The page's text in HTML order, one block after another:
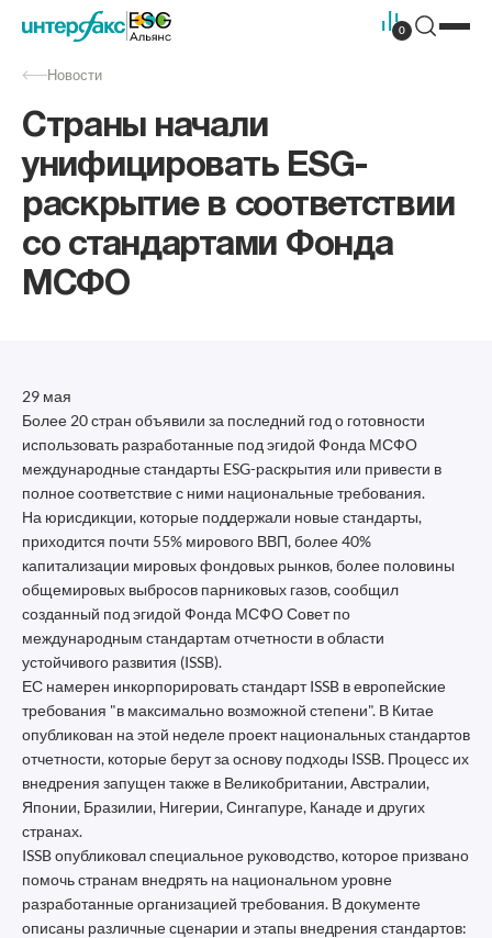
0
Новости
Страны начали
унифицировать ESG-
раскрытие в соответствии
со стандартами Фонда
МСФО
29 мая
Более 20 стран объявили за последний год о готовности
использовать разработанные под эгидой Фонда МСФО
международные стандарты ESG-раскрытия или привести в
полное соответствие с ними национальные требования.
На юрисдикции, которые поддержали новые стандарты,
приходится почти 55% мирового ВВП, более 40%
капитализации мировых фондовых рынков, более половины
общемировых выбросов парниковых газов, сообщил
созданный под эгидой Фонда МСФО Совет по
международным стандартам отчетности в области
устойчивого развития (ISSB).
ЕС намерен инкорпорировать стандарт ISSB в европейские
требования "в максимально возможной степени". В Китае
опубликован на этой неделе проект национальных стандартов
отчетности, которые берут за основу подходы ISSB. Процесс их
внедрения запущен также в Великобритании, Австралии,
Японии, Бразилии, Нигерии, Сингапуре, Канаде и других
странах.
ISSB опубликовал специальное руководство, которое призвано
помочь странам внедрять на национальном уровне
разработанные организацией требования. В документе
описаны различные сценарии и этапы внедрения стандартов: